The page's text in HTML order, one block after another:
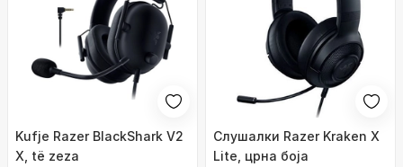
Kufje Razer BlackShark V2
X, të zeza
Слушалки Razer Kraken X
Lite, црна боја